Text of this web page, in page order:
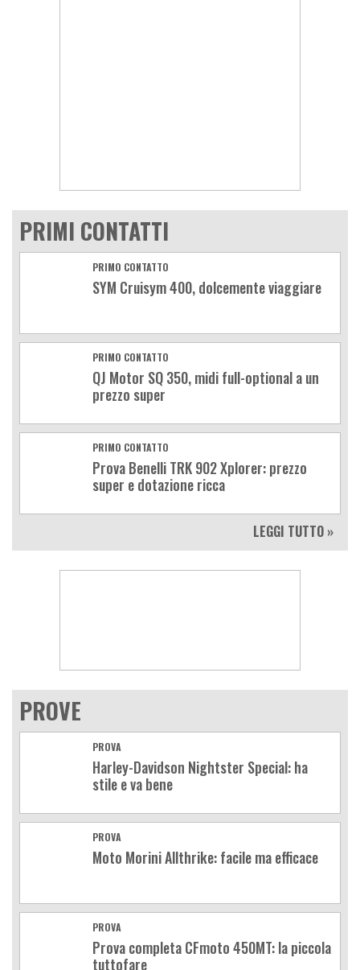
PRIMI CONTATTI
PRIMO CONTATTO
SYM Cruisym 400, dolcemente viaggiare
PRIMO CONTATTO
QJ Motor SQ 350, midi full-optional a un
prezzo super
PRIMO CONTATTO
Prova Benelli TRK 902 Xplorer: prezzo
super e dotazione ricca
LEGGI TUTTO »
PROVE
PROVA
Harley-Davidson Nightster Special: ha
stile e va bene
PROVA
Moto Morini Allthrike: facile ma efficace
PROVA
Prova completa CFmoto 450MT: la piccola
tuttofare